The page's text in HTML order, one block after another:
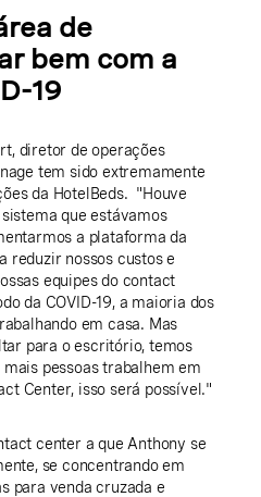
de
bem com a
19
diretor de operações
tem sido extremamente
da HotelBeds. "Houve
que estávamos
a plataforma da
reduzir nossos custos e
equipes do contact
da COVID-19, a maioria dos
em casa. Mas
para o escritório, temos
pessoas trabalhem em
Center, isso será possível."
center a que Anthony se
se concentrando em
para venda cruzada e